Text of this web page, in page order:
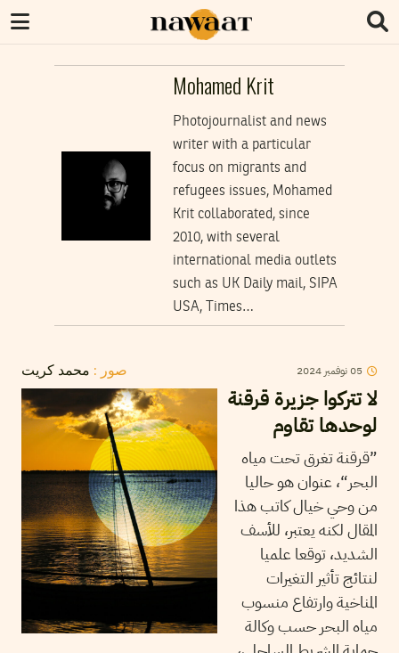
Mohamed Krit
Photojournalist and news
writer with a particular
focus on migrants and
refugees issues, Mohamed
Krit collaborated, since
2010, with several
international media outlets
such as UK Daily mail, SIPA
USA, Times…
صور : محمد كريت 05نوفمبر 2024
لا تتركوا جزيرة قرقنة
لوحدها تقاوم
”قرقنة تغرق تحت مياه
البحر“، عنوان هو حاليا
من وحي خيال كاتب هذا
المقال لكنه يعتبر، للأسف
الشديد، توقعا علميا
لنتائج تأثير التغيرات
المناخية وارتفاع منسوب
مياه البحر حسب وكالة